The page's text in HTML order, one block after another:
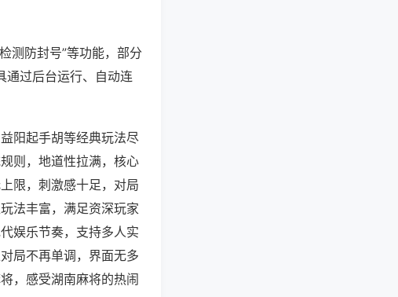
测防封号”等功能，部分
通过后台运行、自动连
阳起手胡等经典玩法尽
则，地道性拉满，核心
限，刺激感十足，对局
法丰富，满足资深玩家
娱乐节奏，支持多人实
局不再单调，界面无多
，感受湖南麻将的热闹